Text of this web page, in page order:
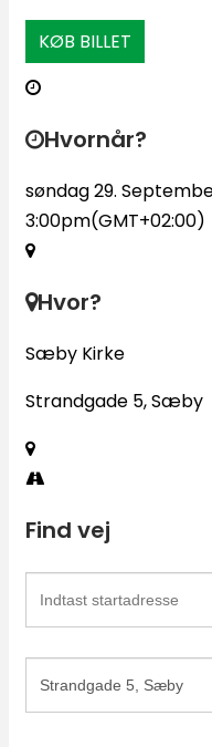
KØB BILLET
Hvornår?
søndag 29.
3:00pm(GMT+02:00)
Hvor?
Sæby Kirke
Strandgade 5, Sæby
Find vej
Store
Mestre
Address